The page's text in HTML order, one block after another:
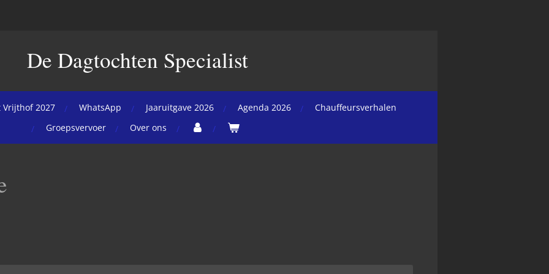
De Dagtochten Specialist
Vrijthof 2027 WhatsApp Jaaruitgave 2026 Agenda 2026
Chauffeursverhalen
Groepsvervoer
Over ons